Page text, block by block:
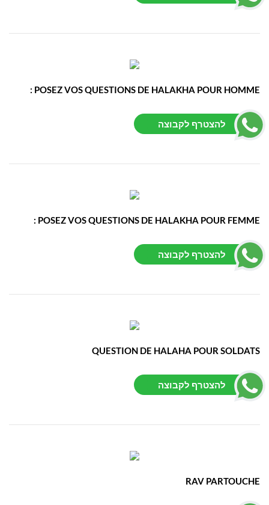
POSEZ VOS QUESTIONS DE HALAKHA POUR HOMME :
להצטרף לקבוצה
POSEZ VOS QUESTIONS DE HALAKHA POUR FEMME :
להצטרף לקבוצה
QUESTION DE HALAHA POUR SOLDATS
להצטרף לקבוצה
RAV PARTOUCHE